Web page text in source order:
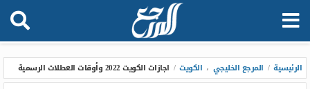
الرئيسية / المرجع الخليجي ، الكويت / اجازات الكويت 2022 وأوقات العطلات الرسمية